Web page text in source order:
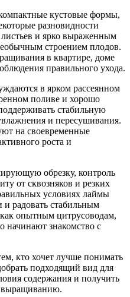
кустовые формы,
разновидности
и ярко выраженным
строением плодов.
в квартире, доме
правильного ухода.
в ярком рассеянном
поливе и хорошо
стабильную
и пересушивания.
на своевременные
роста и
обрезку, контроль
от сквозняков и резких
условиях лаймы
и радовать стабильным
опытным цитрусоводам,
начинают знакомство с
кто хочет лучше понимать
подходящий вид для
содержания и получить
выращиванию.